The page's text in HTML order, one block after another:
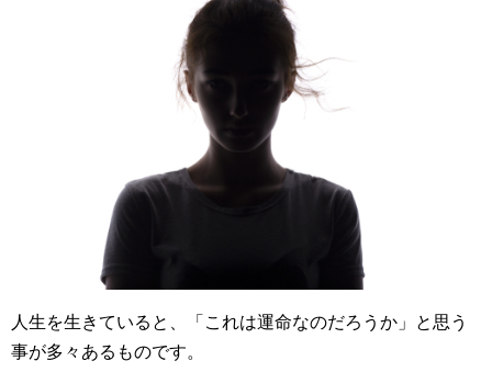
人生を生きていると、「これは運命なのだろうか」と思う
事が多々あるものです。